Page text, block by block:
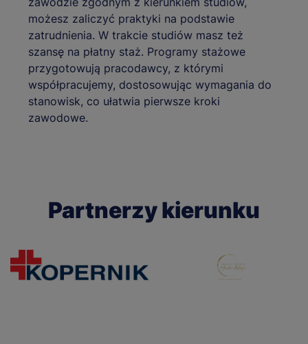
możesz zaliczyć praktyki na podstawie
zatrudnienia. W trakcie studiów masz też
szansę na płatny staż. Programy stażowe
przygotowują pracodawcy, z którymi
współpracujemy, dostosowując wymagania do
stanowisk, co ułatwia pierwsze kroki
zawodowe.
Partnerzy kierunku